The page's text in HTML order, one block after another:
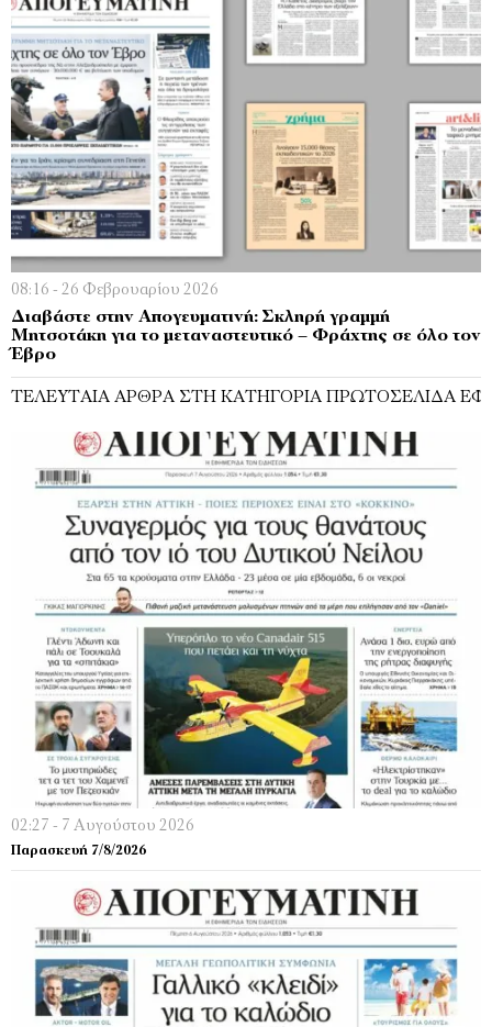
08:16 - 26 Φεβρουαρίου 2026
Διαβάστε στην Απογευματινή: Σκληρή γραμμή
Μητσοτάκη για το μεταναστευτικό – Φράχτης σε όλο τον
Έβρο
ΤΕΛΕΥΤΑΊΑ ΆΡΘΡΑ ΣΤΗ ΚΑΤΗΓΟΡΊΑ ΠΡΩΤΟΣΈΛΙΔΑ
02:27 - 7 Αυγούστου 2026
Παρασκευή 7/8/2026